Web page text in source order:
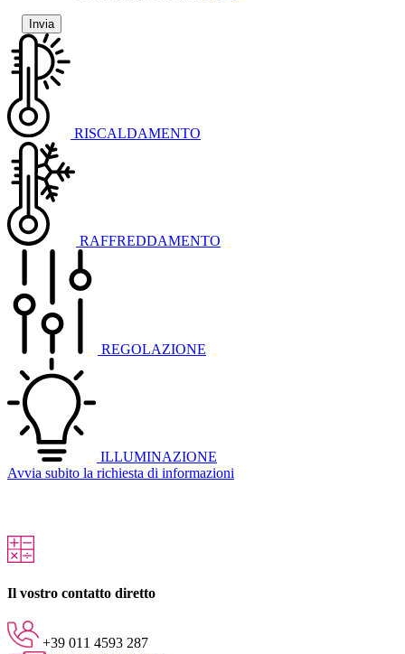
RISCALDAMENTO
RAFFREDDAMENTO
REGOLAZIONE
ILLUMINAZIONE
Avvia subito la richiesta di informazioni
Il vostro contatto diretto
+39 011 4593 287